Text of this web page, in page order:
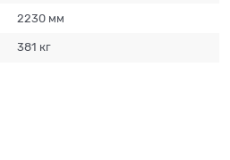
2230 мм
381 кг